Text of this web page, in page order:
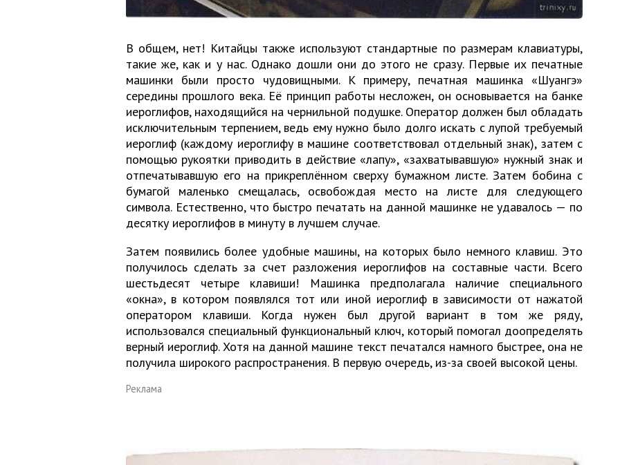
В общем, нет! Китайцы также используют стандартные по размерам клавиатуры,
такие же, как и у нас. Однако дошли они до этого не сразу. Первые их печатные
машинки были просто чудовищными. К примеру, печатная машинка «Шуангэ»
середины прошлого века. Её принцип работы несложен, он основывается на банке
иероглифов, находящийся на чернильной подушке. Оператор должен был обладать
исключительным терпением, ведь ему нужно было долго искать с лупой требуемый
иероглиф (каждому иероглифу в машине соответствовал отдельный знак), затем с
помощью рукоятки приводить в действие «лапу», «захватывавшую» нужный знак и
отпечатывавшую его на прикреплённом сверху бумажном листе. Затем бобина с
бумагой маленько смещалась, освобождая место на листе для следующего
символа. Естественно, что быстро печатать на данной машинке не удавалось — по
десятку иероглифов в минуту в лучшем случае.
Затем появились более удобные машины, на которых было немного клавиш. Это
получилось сделать за счет разложения иероглифов на составные части. Всего
шестьдесят четыре клавиши! Машинка предполагала наличие специального
«окна», в котором появлялся тот или иной иероглиф в зависимости от нажатой
оператором клавиши. Когда нужен был другой вариант в том же ряду,
использовался специальный функциональный ключ, который помогал доопределять
верный иероглиф. Хотя на данной машине текст печатался намного быстрее, она не
получила широкого распространения. В первую очередь, из-за своей высокой цены.
Реклама